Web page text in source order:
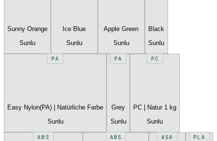
Sunny Orange
Sunlu
Ice Blue
Sunlu
Apple Green
Sunlu
Black
Sunlu
PA
Easy Nylon(PA) | Natürliche Farbe
Sunlu
PA
Grey
Sunlu
PC
PC | Natur 1 kg
Sunlu
ABS ABS ASA PLA